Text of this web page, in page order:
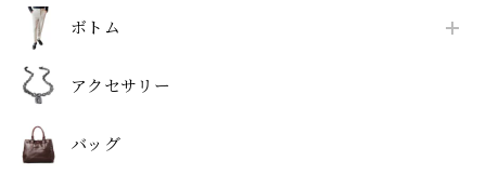
ボトム
アクセサリー
バッグ